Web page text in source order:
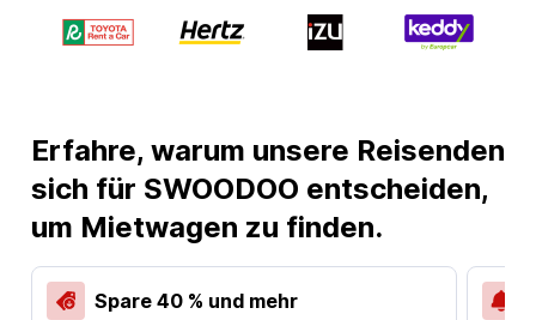
Erfahre, warum unsere Reisenden
sich für SWOODOO entscheiden,
um Mietwagen zu finden.
Spare 40 % und mehr